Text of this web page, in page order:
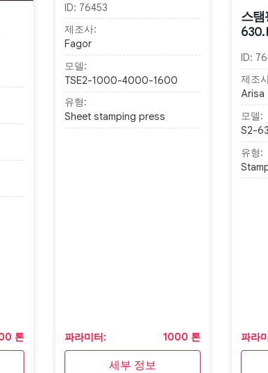
톤
ID: 76453
제조사:
Fagor
모델:
TSE2-1000-4000-1600
유형:
Sheet stamping press
파라미터: 1000 톤
세부 정보
스탬
ID:
제조
Arisa
모델:
S2-
유형:
파라